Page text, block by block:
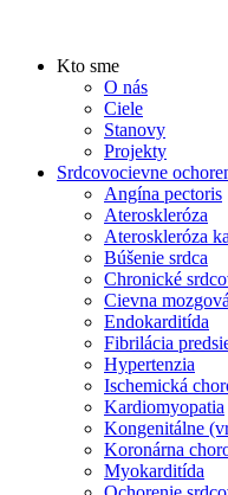
Kto sme
O nás
Ciele
Stanovy
Projekty
Srdcovocievne
Angína pectoris
Ateroskleróza
Ateroskleróza
Búšenie srdca
Chronické
Cievna
Endokarditída
Fibrilácia
Hypertenzia
Ischemická
Kardiomyopatia
Kongenitálne
Koronárna
Myokarditída